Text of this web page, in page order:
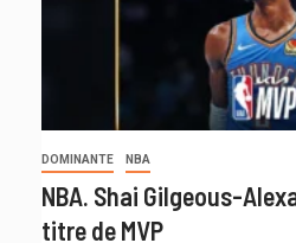
DOMINANTE NBA
NBA. Shai Gilgeous-
titre de MVP